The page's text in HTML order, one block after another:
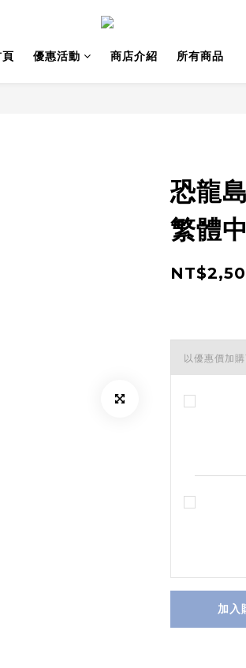
優惠活動 商店介紹 所有商品
恐龍
繁體
以優惠價加
加入